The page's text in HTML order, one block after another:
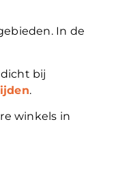
In de
dicht bij
.
winkels in